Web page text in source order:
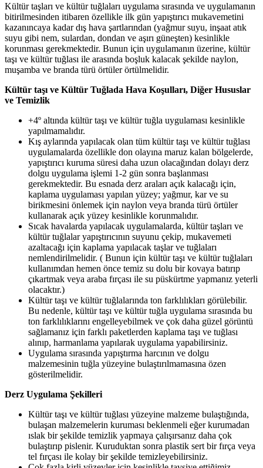
Kültür taşları ve kültür tuğlaları uygulama sırasında ve uygulamanın
bitirilmesinden itibaren özellikle ilk gün yapıştırıcı mukavemetini
kazanıncaya kadar dış hava şartlarından (yağmur suyu, inşaat atık
suyu gibi nem, sulardan, dondan ve aşırı güneşten) kesinlikle
korunması gerekmektedir. Bunun için uygulamanın üzerine, kültür
taşı ve kültür tuğlası ile arasında boşluk kalacak şekilde naylon,
muşamba ve branda türü örtüler örtülmelidir.
Kültür taşı ve Kültür Tuğlada Hava Koşulları, Diğer Hususlar
ve Temizlik
+4º altında kültür taşı ve kültür tuğla uygulaması kesinlikle
yapılmamalıdır.
Kış aylarında yapılacak olan tüm kültür taşı ve kültür tuğlası
uygulamalarda özellikle don olayına maruz kalan bölgelerde,
yapıştırıcı kuruma süresi daha uzun olacağından dolayı derz
dolgu uygulama işlemi 1-2 gün sonra başlanması
gerekmektedir. Bu esnada derz araları açık kalacağı için,
kaplama uygulaması yapılan yüzey; yağmur, kar ve su
birikmesini önlemek için naylon veya branda türü örtüler
kullanarak açık yüzey kesinlikle korunmalıdır.
Sıcak havalarda yapılacak uygulamalarda, kültür taşları ve
kültür tuğlalar yapıştırıcının suyunu çekip, mukavemeti
azaltacağı için kaplama yapılacak taşlar ve tuğlaları
nemlendirilmelidir. ( Bunun için kültür taşı ve kültür tuğlaları
kullanımdan hemen önce temiz su dolu bir kovaya batırıp
çıkartmak veya araba fırçası ile su püskürtme yapmanız yeterli
olacaktır.)
Kültür taşı ve kültür tuğlalarında ton farklılıkları görülebilir.
Bu nedenle, kültür taşı ve kültür tuğla uygulama sırasında bu
ton farklılıklarını engelleyebilmek ve çok daha güzel görüntü
sağlamanız için farklı paketlerden kaplama taşı ve tuğlası
alınıp, harmanlama yapılarak uygulama yapabilirsiniz.
Uygulama sırasında yapıştırma harcının ve dolgu
malzemesinin tuğla yüzeyine bulaştırılmamasına özen
gösterilmelidir.
Derz Uygulama Şekilleri
Kültür taşı ve kültür tuğlası yüzeyine malzeme bulaştığında,
bulaşan malzemelerin kuruması beklenmeli eğer kurumadan
ıslak bir şekilde temizlik yapmaya çalışırsanız daha çok
bulaştırıp pislenir. Kuruduktan sonra plastik sert bir fırça veya
tel fırçası ile kolay bir şekilde temizleyebilirsiniz.